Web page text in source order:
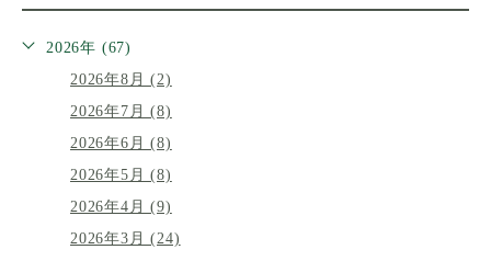
2026年 (67)
2026年8月 (2)
2026年7月 (8)
2026年6月 (8)
2026年5月 (8)
2026年4月 (9)
2026年3月 (24)